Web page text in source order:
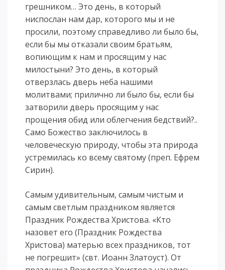
грешником… Это день, в который
ниспослан нам дар, которого мы и не
просили, поэтому справедливо ли было бы,
если бы мы отказали своим братьям,
вопиющим к нам и просящим у нас
милостыни? Это день, в который
отверзлась дверь неба нашими
молитвами; прилично ли было бы, если бы
затворили дверь просящим у нас
прощения обид или облегчения бедствий?..
Само Божество заключилось в
человеческую природу, чтобы эта природа
устремилась ко всему святому (преп. Ефрем
Сирин).
Самым удивительным, самым чистым и
самым светлым праздником является
Праздник Рождества Христова. «Кто
назовет его (Праздник Рождества
Христова) матерью всех праздников, тот
не погрешит» (свт. Иоанн Златоуст). От